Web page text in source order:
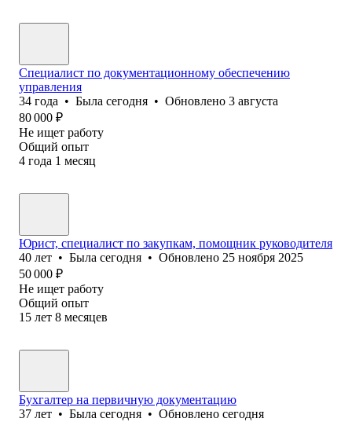
Специалист по документационному обеспечению
управления
34 года • Была сегодня • Обновлено 3 августа
80 000 ₽
Не ищет работу
Общий опыт
4 года 1 месяц
Юрист, специалист по закупкам, помощник руководителя
40 лет • Была сегодня • Обновлено 25 ноября 2025
50 000 ₽
Не ищет работу
Общий опыт
15 лет 8 месяцев
Бухгалтер на первичную документацию
37 лет • Была сегодня • Обновлено сегодня